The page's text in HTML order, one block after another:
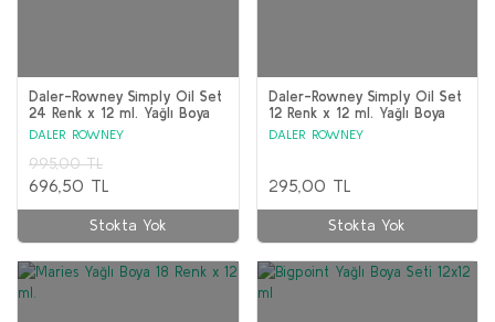
Daler-Rowney Simply Oil Set
24 Renk x 12 ml. Yağlı Boya
DALER ROWNEY
995,00 TL
696,50 TL
Stokta Yok
Daler-Rowney Simply Oil Set
12 Renk x 12 ml. Yağlı Boya
DALER ROWNEY
295,00 TL
Stokta Yok